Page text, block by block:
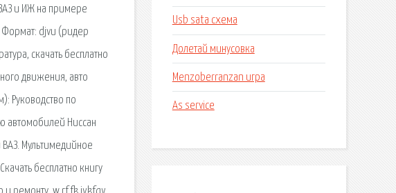
и ИЖ на примере
Формат: djvu (ридер
скачать бесплатно
движения, авто
Руководство по
автомобилей Ниссан
Мультимедийное
бесплатно книгу
Usb sata схема
Долетай минусовка
Menzoberranzan игра
As service